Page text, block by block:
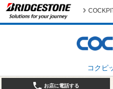
コクピ
お店に電話する